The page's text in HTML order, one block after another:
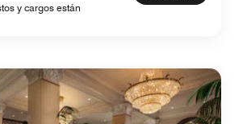
y cargos están